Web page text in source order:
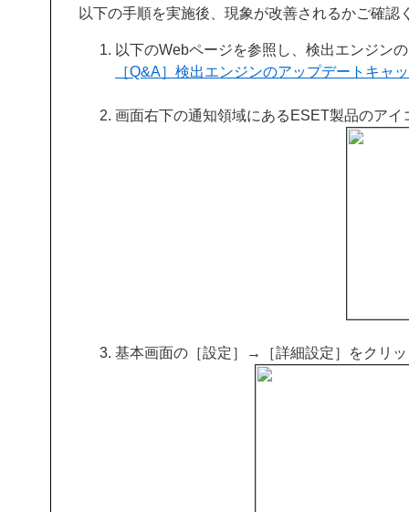
以下の手順を実施後、現象が改善されるかご確認
以下のWebページを参照し、検出エンジン
［Q&A］検出エンジンのアップデートキャ
画面右下の通知領域にあるESET製品のア
基本画面の［設定］→［詳細設定］をクリ